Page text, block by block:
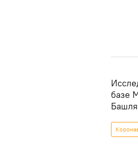
базе